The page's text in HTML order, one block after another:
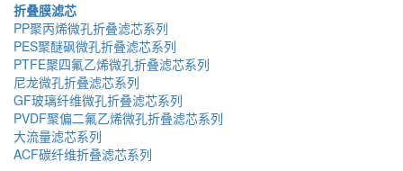
折叠膜滤芯
PP聚丙烯微孔折叠滤芯系列
PES聚醚砜微孔折叠滤芯系列
PTFE聚四氟乙烯微孔折叠滤芯系列
尼龙微孔折叠滤芯系列
GF玻璃纤维微孔折叠滤芯系列
PVDF聚偏二氟乙烯微孔折叠滤芯系列
大流量滤芯系列
ACF碳纤维折叠滤芯系列